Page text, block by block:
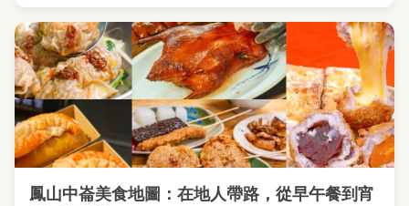
鳳山中崙美食地圖：在地人帶路，從早午餐到宵